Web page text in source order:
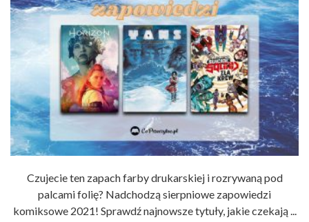
Czujecie ten zapach farby drukarskiej i rozrywaną pod
palcami folię? Nadchodzą sierpniowe zapowiedzi
komiksowe 2021! Sprawdź najnowsze tytuły, jakie czekają ...